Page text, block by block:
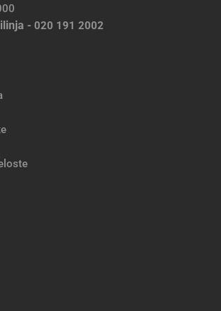
- 020 191 2002